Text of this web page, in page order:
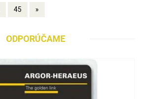
45 »
ODPORÚČAME